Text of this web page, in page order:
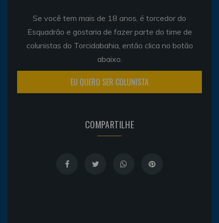
Se você tem mais de 18 anos, é torcedor do
Esquadrão e gostaria de fazer parte do time de
colunistas do Torcidabahia, então clica no botão
abaixo.
EU QUERO SER COLUNISTA
COMPARTILHE